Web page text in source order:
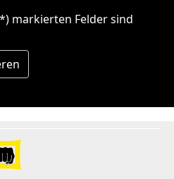
markierten Felder sind